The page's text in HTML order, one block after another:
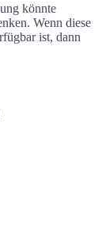
könnte
Wenn diese
ist, dann